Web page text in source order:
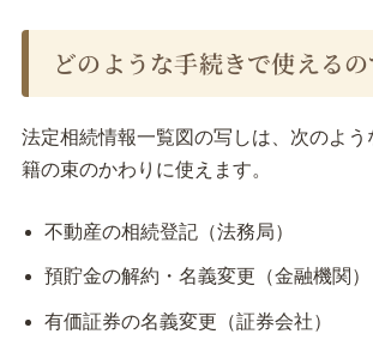
どのような手続きで使えるの
法定相続情報一覧図の写しは、次のよう
籍の束のかわりに使えます。
不動産の相続登記（法務局）
預貯金の解約・名義変更（金融機関）
有価証券の名義変更（証券会社）